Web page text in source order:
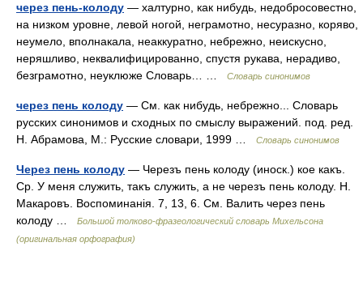
через пень-колоду — халтурно, как нибудь, недобросовестно,
на низком уровне, левой ногой, неграмотно, несуразно, коряво,
неумело, вполнакала, неаккуратно, небрежно, неискусно,
неряшливо, неквалифицированно, спустя рукава, нерадиво,
безграмотно, неуклюже Словарь… …
Словарь синонимов
через пень колоду — См. как нибудь, небрежно... Словарь
русских синонимов и сходных по смыслу выражений. под. ред.
Н. Абрамова, М.: Русские словари, 1999 …
Словарь синонимов
Через пень колоду — Черезъ пень колоду (иноск.) кое какъ.
Ср. У меня служить, такъ служить, а не черезъ пень колоду. Н.
Макаровъ. Воспоминанія. 7, 13, 6. См. Валить через пень
колоду …
Большой толково-фразеологический словарь Михельсона
(оригинальная орфография)